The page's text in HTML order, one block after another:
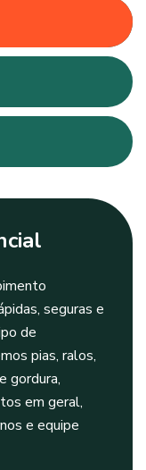
seguras e
de
pias, ralos,
gordura,
em geral,
e equipe